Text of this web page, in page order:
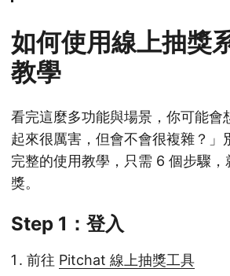
如何使用線上抽獎
教學
看完這麼多功能與場景，你可能會
起來很厲害，但會不會很複雜？」
完整的使用教學，只需 6 個步驟，
獎。
Step 1：登入
前往 Pitchat 線上抽獎工具